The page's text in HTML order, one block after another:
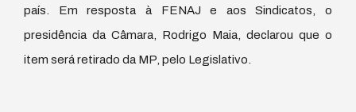
país. Em resposta à FENAJ e aos Sindicatos, o
presidência da Câmara, Rodrigo Maia, declarou que o
item será retirado da MP, pelo Legislativo.